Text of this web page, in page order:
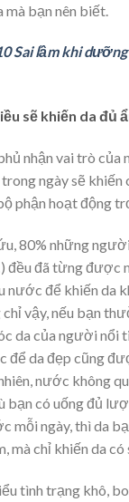
bạn nên biết.
Sai lầm khi
sẽ khiến da đủ
nhận vai trò
trong ngày sẽ khiến
phận hoạt động
80% những
đều đã từng được
nước để khiến da
vậy, nếu bạn
da của người nổi
để da đẹp cũng
nước không
bạn có uống đủ
mỗi ngày, thì da
mà chỉ khiến da có
tình trạng khô,